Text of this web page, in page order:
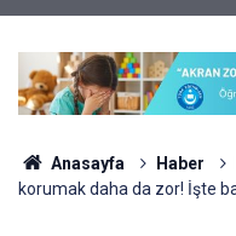
Anasayfa Haber
korumak daha da zor! İşte